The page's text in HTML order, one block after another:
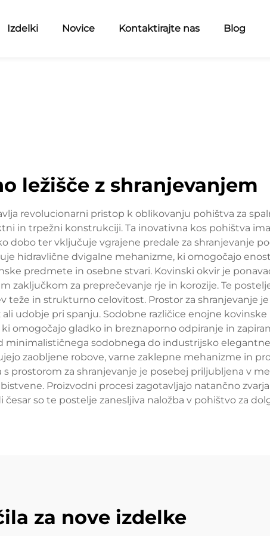
Izdelki Novice Kontaktirajte nas Blog
ležišče z shranjevanjem
revolucionarni pristop k oblikovanju pohištva za
in trpežni konstrukciji. Ta inovativna kos pohištva
dobo ter vključuje vgrajene predale za shranjevanje
hidravlične dvigalne mehanizme, ki omogočajo
predmete in osebne stvari. Kovinski okvir je
zaključkom za preprečevanje rje in korozije. Te
in strukturno celovitost. Prostor za shranjevanje
udobje pri spanju. Sodobne različice enojne
omogočajo gladko in breznaporno odpiranje in
minimalističnega sodobnega do industrijsko
zaobljene robove, varne zaklepne mehanizme in
prostorom za shranjevanje je posebej priljubljena v
Proizvodni procesi zagotavljajo natančno
so te postelje zanesljiva naložba v pohištvo za
za nove izdelke